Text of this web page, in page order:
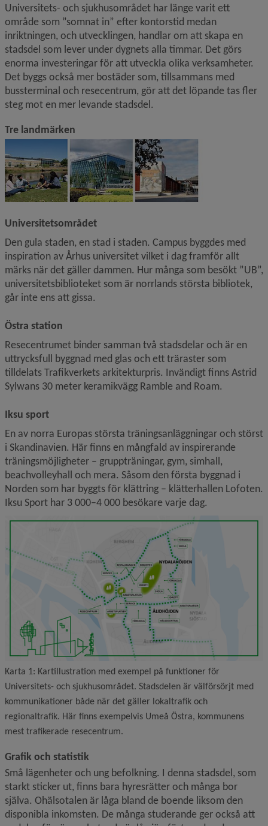
Universitets- och sjukhusområdet har länge varit ett
område som ”somnat in” efter kontorstid medan
inriktningen, och utvecklingen, handlar om att skapa en
stadsdel som lever under dygnets alla timmar. Det görs
enorma investeringar för att utveckla olika verksamheter.
Det byggs också mer bostäder som, tillsammans med
bussterminal och resecentrum, gör att det löpande tas fler
steg mot en mer levande stadsdel.
Tre landmärken
Universitetsområdet
Den gula staden, en stad i staden. Campus byggdes med
inspiration av Århus universitet vilket i dag framför allt
märks när det gäller dammen. Hur många som besökt ”UB”,
universitetsbiblioteket som är norrlands största bibliotek,
går inte ens att gissa.
Östra station
Resecentrumet binder samman två stadsdelar och är en
uttrycksfull byggnad med glas och ett träraster som
tilldelats Trafikverkets arkitekturpris. Invändigt finns Astrid
Sylwans 30 meter keramikvägg Ramble and Roam.
Iksu sport
En av norra Europas största träningsanläggningar och störst
i Skandinavien. Här finns en mångfald av inspirerande
träningsmöjligheter – gruppträningar, gym, simhall,
beachvolleyhall och mera. Såsom den första byggnad i
Norden som har byggts för klättring – klätterhallen Lofoten.
Iksu Sport har 3 000–4 000 besökare varje dag.
Karta 1: Kartillustration med exempel på funktioner för
Universitets- och sjukhusområdet. Stadsdelen är välförsörjt med
kommunikationer både när det gäller lokaltrafik och
regionaltrafik. Här finns exempelvis Umeå Östra, kommunens
mest trafikerade resecentrum.
Grafik och statistik
Små lägenheter och ung befolkning. I denna stadsdel, som
starkt sticker ut, finns bara hyresrätter och många bor
själva. Ohälsotalen är låga bland de boende liksom den
disponibla inkomsten. De många studerande ger också att